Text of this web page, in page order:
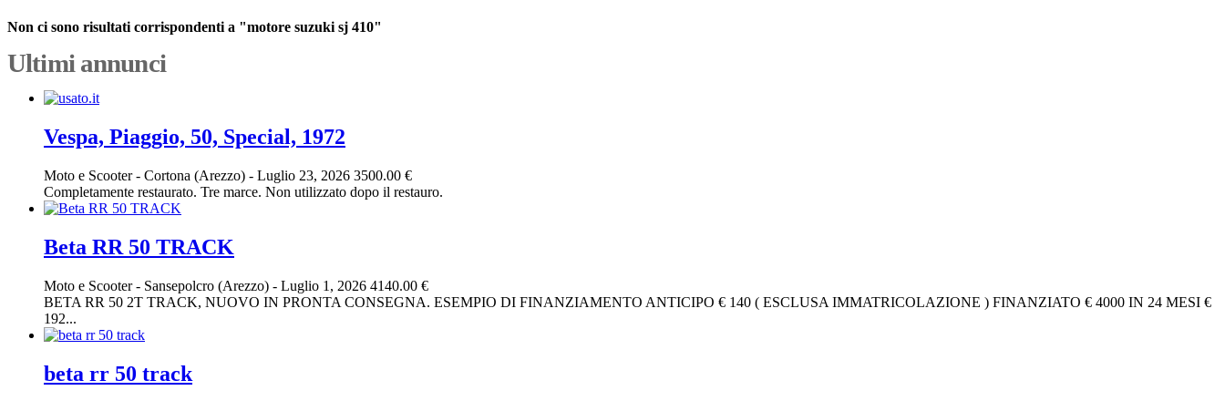
Non ci sono risultati corrispondenti a "motore suzuki sj 410"
Ultimi annunci
Vespa, Piaggio, 50, Special, 1972
Moto e Scooter- Cortona (Arezzo) - Luglio 23, 2026 3500.00 €
Completamente restaurato. Tre marce. Non utilizzato dopo il restauro.
Beta RR 50 TRACK
Moto e Scooter- Sansepolcro (Arezzo) - Luglio 1, 2026 4140.00 €
BETA RR 50 2T TRACK, NUOVO IN PRONTA CONSEGNA. ESEMPIO DI FINANZIAMENTO ANTICIPO € 140 ( ESCLUSA IMMATRICOLAZIONE ) FINANZIATO € 4000 IN 24 MESI €
192...
beta rr 50 track